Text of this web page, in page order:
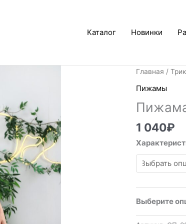
Каталог Новинки
Главная /
Пижамы
1 040₽
Выберите